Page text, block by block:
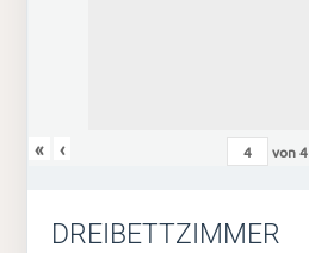
« ‹ von4
DREIBETTZIMMER